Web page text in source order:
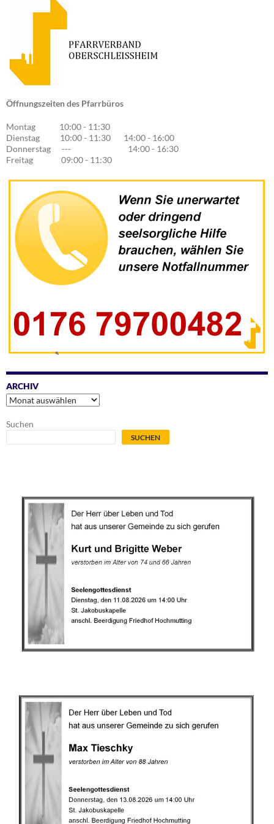
Öffnungszeiten des Pfarrbüros
Montag 10:00 - 11:30
Dienstag 10:00 - 11:30 14:00 - 16:00
Donnerstag --- 14:00 - 16:30
Freitag 09:00 - 11:30
ARCHIV
Archiv
Suchen
SUCHEN